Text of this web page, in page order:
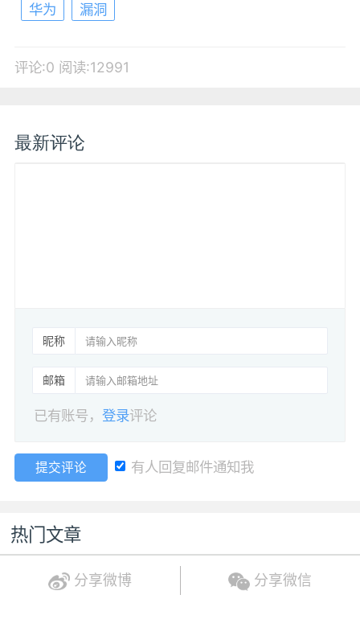
华为 漏洞
评论:0 阅读:12991
最新评论
昵称
邮箱
已有账号，登录评论
提交评论 有人回复邮件通知我
热门文章
分享微博 分享微信